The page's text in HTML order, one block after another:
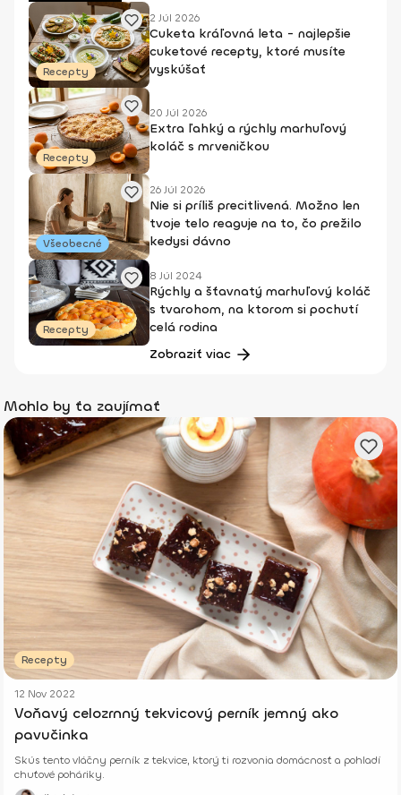
Recepty
2 Júl 2026
Cuketa kráľovná leta - najlepšie
cuketové recepty, ktoré musíte
vyskúšať
Recepty
20 Júl 2026
Extra ľahký a rýchly marhuľový
koláč s mrveničkou
Všeobecné
26 Júl 2026
Nie si príliš precitlivená. Možno len
tvoje telo reaguje na to, čo prežilo
kedysi dávno
Recepty
8 Júl 2024
Rýchly a šťavnatý marhuľový koláč
s tvarohom, na ktorom si pochutí
celá rodina
Zobraziť viac
Mohlo by ťa zaujímať
Recepty
12 Nov 2022
Voňavý celozrnný tekvicový perník jemný ako
pavučinka
Skús tento vláčny perník z tekvice, ktorý ti rozvonia domácnosť a pohladí
chuťové poháriky.